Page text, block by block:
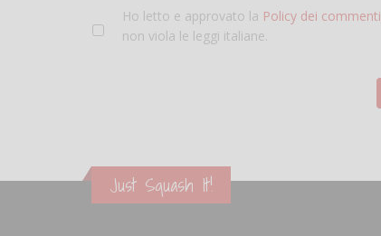
Ho letto e approvato la Policy dei commenti
non viola le leggi italiane.
Just Squash It!